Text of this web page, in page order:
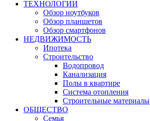
ТЕХНОЛОГИИ
Обзор ноутбуков
Обзор планшетов
Обзор смартфонов
НЕДВИЖИМОСТЬ
Ипотека
Строительство
Водопровод
Канализация
Полы в квартире
Система отопления
Строительные материалы
ОБЩЕСТВО
Семья